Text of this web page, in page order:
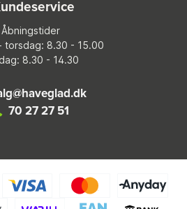
Åbningstider
torsdag: 8.30 - 15.00
8.30 - 14.30
70 27 27 51